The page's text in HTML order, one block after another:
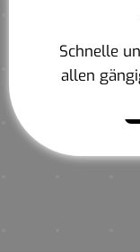
Schnelle
allen